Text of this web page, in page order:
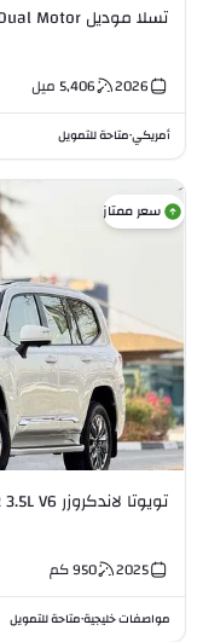
تسلا موديل Y Long Range Dual Motor
2026
5,406 ميل
أمريكي•متاحة للتمويل
سعر ممتاز
تويوتا لاندكروزر GXR 3.5L V6
2025
950كم
مواصفات خليجية•متاحة للتمويل